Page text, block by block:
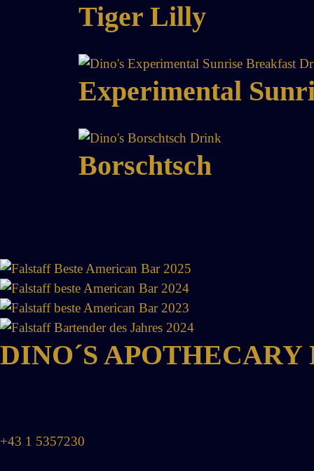
Tiger Lilly
Experimental
Borschtsch
DINO´S APOTHECARY
+43 1 5357230